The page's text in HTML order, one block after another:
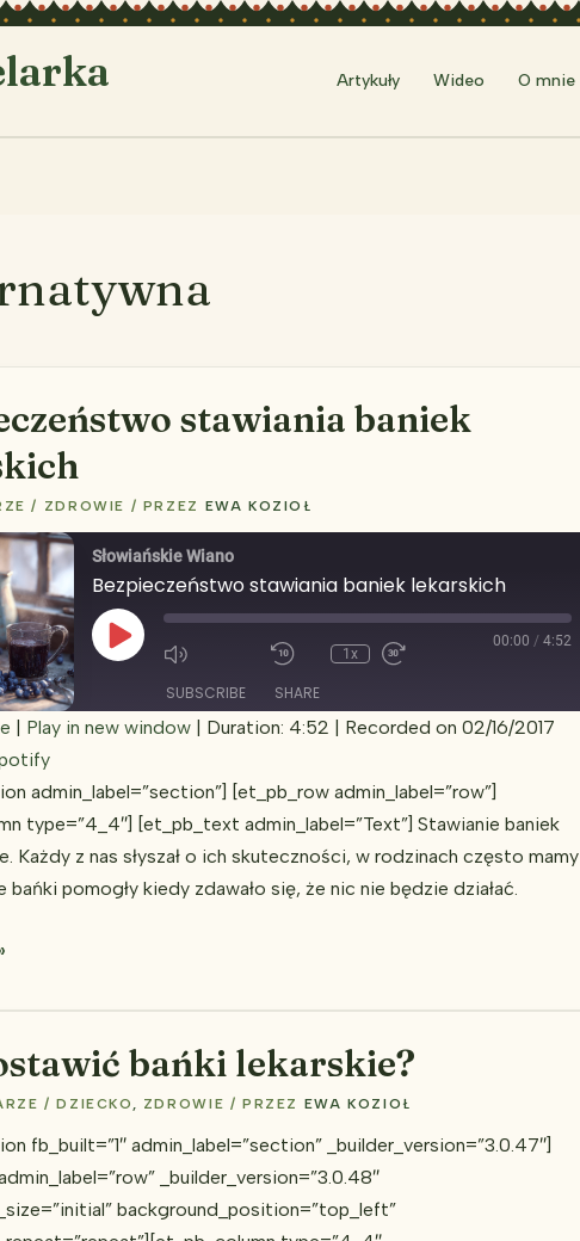
Artykuły Wideo O mnie
stawiania baniek
/ ZDROWIE / PRZEZ EWA KOZIOŁ
Słowiańskie Wiano
Bezpieczeństwo stawiania baniek lekarskich
Play
Episode
1x
00:00 / 4:52
SUBSCRIBE SHARE
| Play in new window| Duration: 4:52 | Recorded on 02/16/2017
admin_label=”section”] [et_pb_row admin_label=”row”]
type=”4_4″] [et_pb_text admin_label=”Text”] Stawianie baniek
Każdy z nas słyszał o ich skuteczności, w rodzinach często mamy
bańki pomogły kiedy zdawało się, że nic nie będzie działać.
bańki lekarskie?
/DZIECKO ZDROWIE / PRZEZ EWA KOZIOŁ
fb_built=”1″ admin_label=”section” _builder_version=”3.0.47″]
_builder_version=”3.0.48″
background_position=”top_left”